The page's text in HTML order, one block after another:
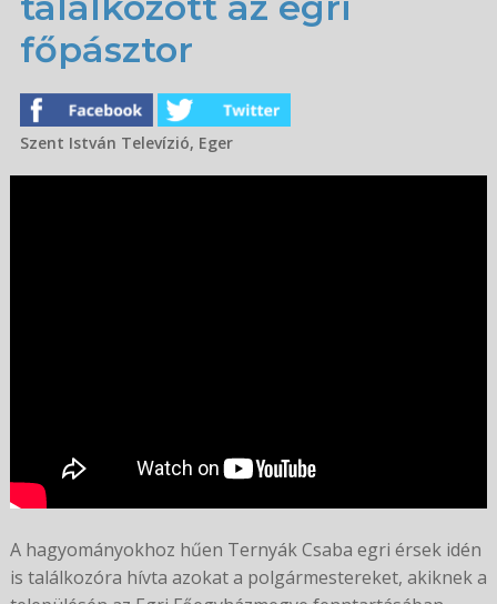
A hagyományokhoz hűen Ternyák Csaba egri érsek idén
is találkozóra hívta azokat a polgármestereket, akiknek a
főpásztor
Szent István Televízió, Eger